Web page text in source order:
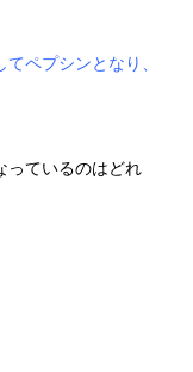
ペプシンとなり、
ているのはどれ